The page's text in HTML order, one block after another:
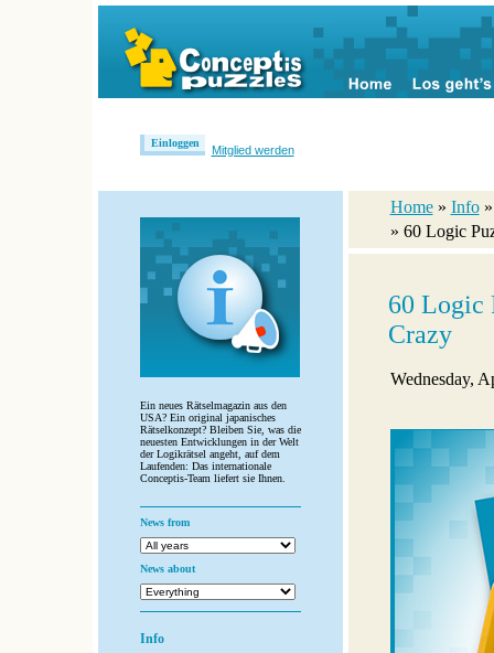
Einloggen
Mitglied werden
Ein neues Rätselmagazin aus den
USA? Ein original japanisches
Rätselkonzept? Bleiben Sie, was die
neuesten Entwicklungen in der Welt
der Logikrätsel angeht, auf dem
Laufenden: Das internationale
Conceptis-Team liefert sie Ihnen.
News from
News about
Info
Home » Info
» 60 Logic
60 Logic
Crazy
Wednesday,